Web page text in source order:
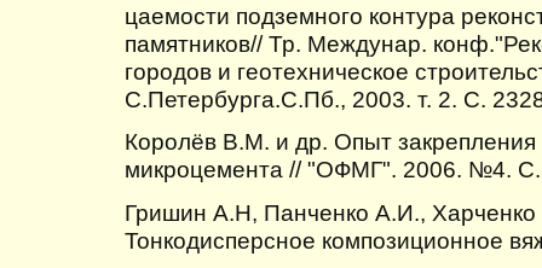
цаемости подземного контура
памятников// Тр. Междунар.
городов и геотехническое
С.Петербурга.С.Пб., 2003. т. 2. С.
Королёв В.М. и др. Опыт
микроцемента // "ОФМГ". 2006. №4.
Гришин А.Н, Панченко А.И.,
Тонкодисперсное композиционное